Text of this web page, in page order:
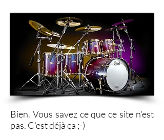
Bien. Vous savez ce que ce site n'est
pas. C'est déjà ça ;-)